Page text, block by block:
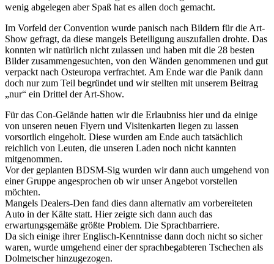
wenig abgelegen aber Spaß hat es allen doch gemacht.
Im Vorfeld der Convention wurde panisch nach Bildern für die Art-
Show gefragt, da diese mangels Beteiligung auszufallen drohte. Das
konnten wir natürlich nicht zulassen und haben mit die 28 besten
Bilder zusammengesuchten, von den Wänden genommenen und gut
verpackt nach Osteuropa verfrachtet. Am Ende war die Panik dann
doch nur zum Teil begründet und wir stellten mit unserem Beitrag
„nur“ ein Drittel der Art-Show.
Für das Con-Gelände hatten wir die Erlaubniss hier und da einige
von unseren neuen Flyern und Visitenkarten liegen zu lassen
vorsortlich eingeholt. Diese wurden am Ende auch tatsächlich
reichlich von Leuten, die unseren Laden noch nicht kannten
mitgenommen.
Vor der geplanten BDSM-Sig wurden wir dann auch umgehend von
einer Gruppe angesprochen ob wir unser Angebot vorstellen
möchten.
Mangels Dealers-Den fand dies dann alternativ am vorbereiteten
Auto in der Kälte statt. Hier zeigte sich dann auch das
erwartungsgemäße größte Problem. Die Sprachbarriere.
Da sich einige ihrer Englisch-Kenntnisse dann doch nicht so sicher
waren, wurde umgehend einer der sprachbegabteren Tschechen als
Dolmetscher hinzugezogen.